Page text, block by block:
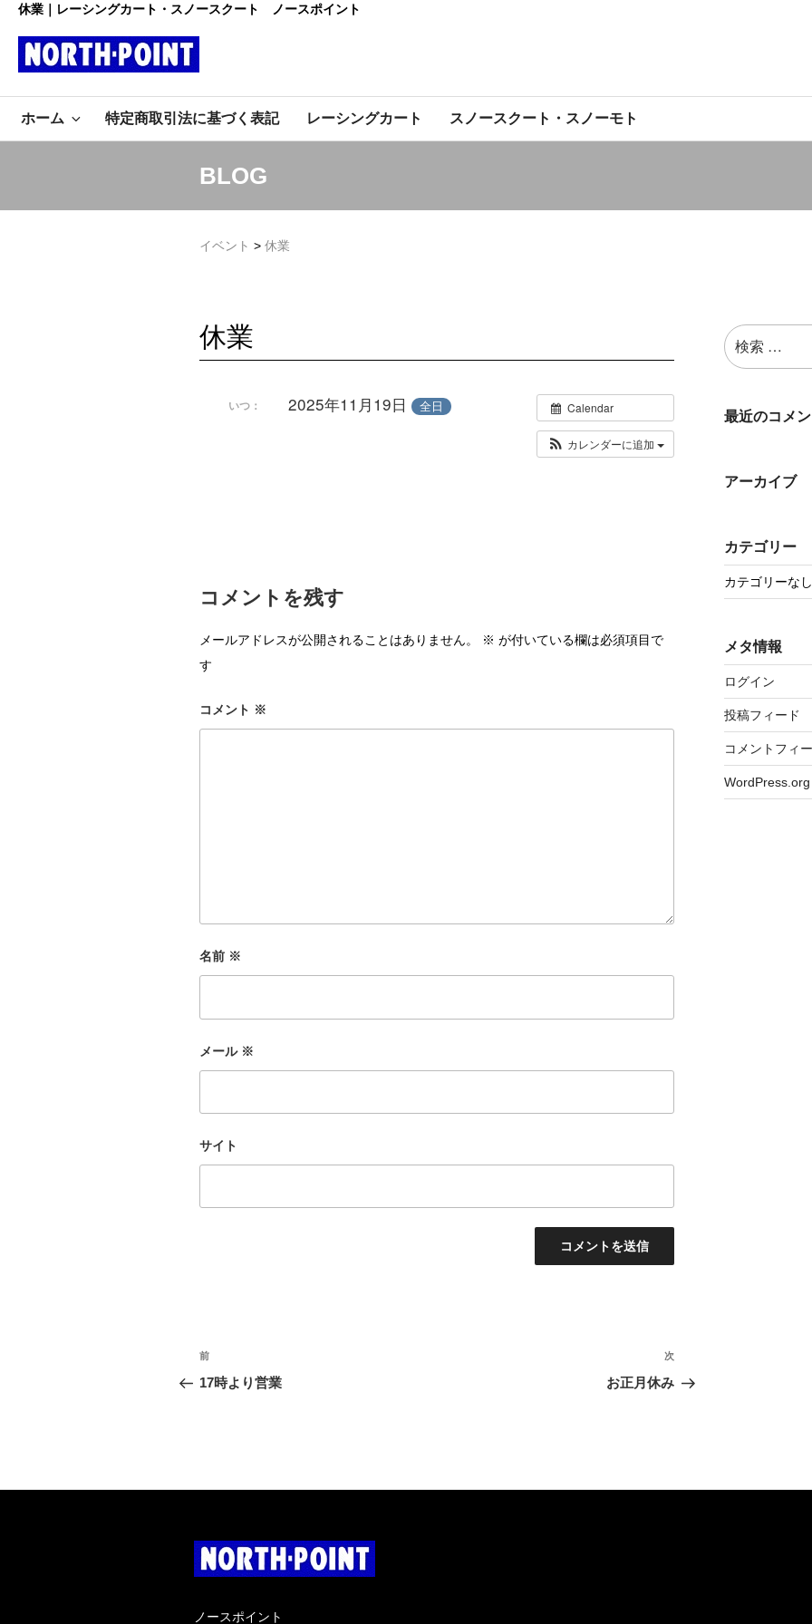
休業｜レーシングカート・スノースクート ノースポイント
レーシング
カート・スノ
ースクート
ノースポイ
ト・カートショップ
ホーム 特定商取引法に基づく表記 レーシングカート スノースクート・スノーモト
BLOG
イベント > 休業
休業
Calendar
カレンダーに追加
いつ： 2025年11月19日 全日
コメントを残す
メールアドレスが公開されることはありません。 ※ が付いている欄は必須項目で
す
コメント ※
名前 ※
メール ※
サイト
投
稿
シ
ョ
ン
過
去
前
17時より営業
次
次
お正月休み
検
索:
最近のコメン
アーカイブ
カテゴリー
カテゴリーなし
メタ情報
ログイン
投稿フィード
コメントフィ
WordPress.org
ノースポイント